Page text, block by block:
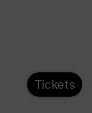
Tickets